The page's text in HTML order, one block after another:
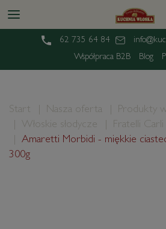
62 735 64 84
Współpraca B2B
Blog
Start Nasza oferta
Produkty
Włoskie słodycze
Fratelli Carli
Amaretti Morbidi - miękkie
300g